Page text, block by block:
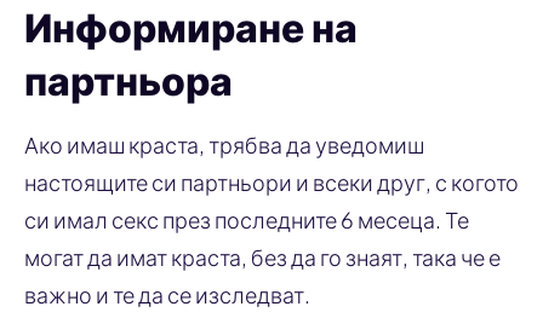
Информиране на
партньора
Ако имаш краста, трябва да уведомиш
настоящите си партньори и всеки друг, с когото
си имал секс през последните 6 месеца. Те
могат да имат краста, без да го знаят, така че е
важно и те да се изследват.